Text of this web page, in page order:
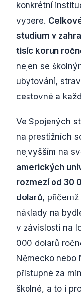
konkrétní
vybere.
studium v
tisíc korun
nejen se
ubytování,
cestovné a
Ve Spojených
na prestižních
nejvyšším na
amerických
rozmezí od 30
dolarů,
náklady na
v závislosti na
000 dolarů
Německo nebo
přístupné za
školné, a to i